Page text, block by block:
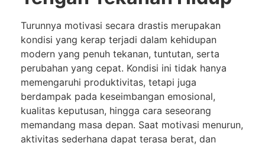
Turunnya motivasi secara drastis merupakan
kondisi yang kerap terjadi dalam kehidupan
modern yang penuh tekanan, tuntutan, serta
perubahan yang cepat. Kondisi ini tidak hanya
memengaruhi produktivitas, tetapi juga
berdampak pada keseimbangan emosional,
kualitas keputusan, hingga cara seseorang
memandang masa depan. Saat motivasi menurun,
aktivitas sederhana dapat terasa berat, dan